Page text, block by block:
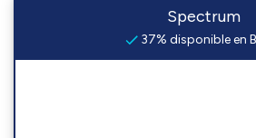
Spectrum
37% disponible en